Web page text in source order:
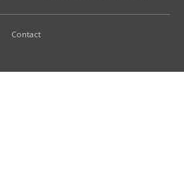
Contact